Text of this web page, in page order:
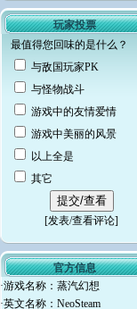
玩家投票
最值得您回味的是什么？
与敌国玩家PK
与怪物战斗
游戏中的友情爱情
游戏中美丽的风景
以上全是
其它
[发表/查看评论]
官方信息
·游戏名称：蒸汽幻想
·英文名称：NeoSteam